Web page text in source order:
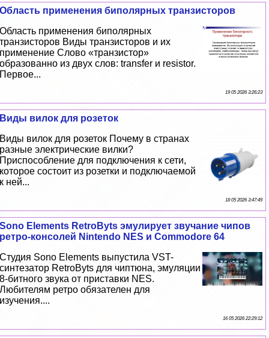
Область применения биполярных транзисторов
Область применения биполярных
транзисторов Виды транзисторов и их
применение Слово «транзистор»
образованно из двух слов: transfer и resistor.
Первое...
19 05 2026 3:26:23
Виды вилок для розеток
Виды вилок для розеток Почему в странах
разные электрические вилки?
Приспособление для подключения к сети,
которое состоит из розетки и подключаемой
к ней...
18 05 2026 3:47:49
Sono Elements RetroByts эмулирует звучание чипов
ретро-консолей Nintendo NES и Commodore 64
Студия Sono Elements выпустила VST-
синтезатор RetroByts для чиптюна, эмуляции
8-битного звука от приставки NES.
Любителям ретро обязателен для
изучения....
16 05 2026 22:29:12